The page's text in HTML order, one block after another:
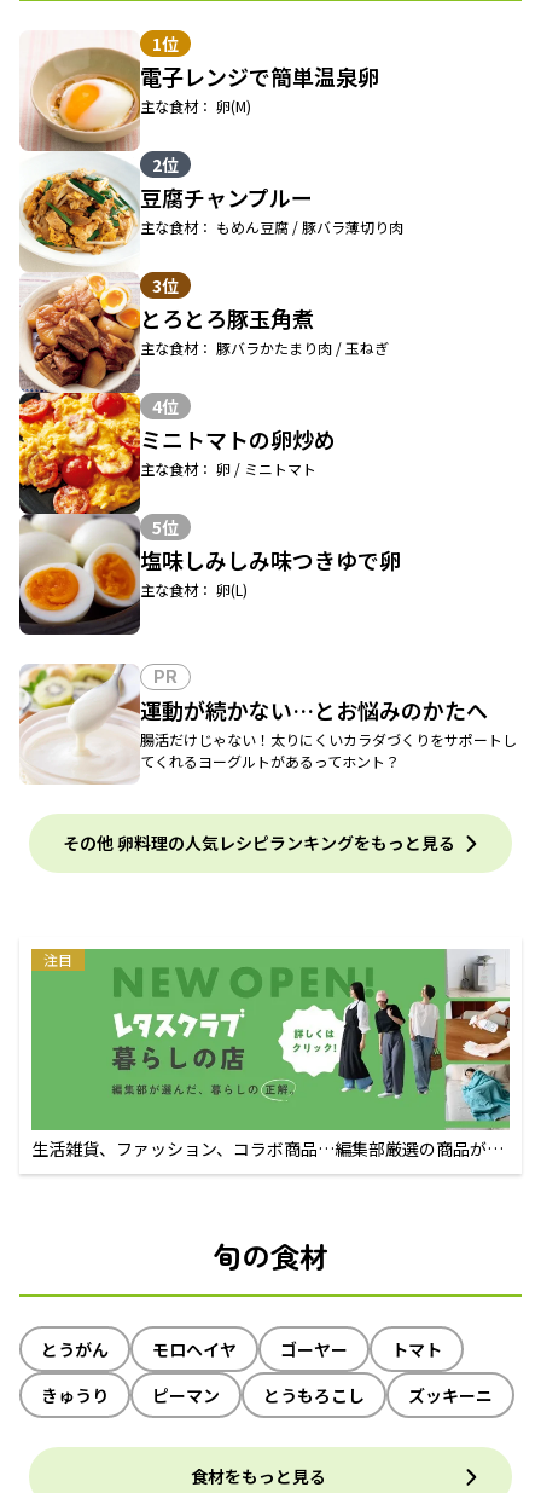
1位
電子レンジで簡単温泉卵
主な食材： 卵(M)
2位
豆腐チャンプルー
主な食材： もめん豆腐 / 豚バラ薄切り肉
3位
とろとろ豚玉角煮
主な食材： 豚バラかたまり肉 / 玉ねぎ
4位
ミニトマトの卵炒め
主な食材： 卵 / ミニトマト
5位
塩味しみしみ味つきゆで卵
主な食材： 卵(L)
PR
運動が続かない…とお悩みのかたへ
腸活だけじゃない！太りにくいカラダづくりをサポートし
てくれるヨーグルトがあるってホント？
その他 卵料理の人気レシピランキングをもっと見る
注目
生活雑貨、ファッション、コラボ商品…編集部厳選の商品が買
えるECサイト
旬の食材
とうがん モロヘイヤ ゴーヤー
トマト
きゅうり
ピーマン とうもろこし ズッキーニ
食材をもっと見る